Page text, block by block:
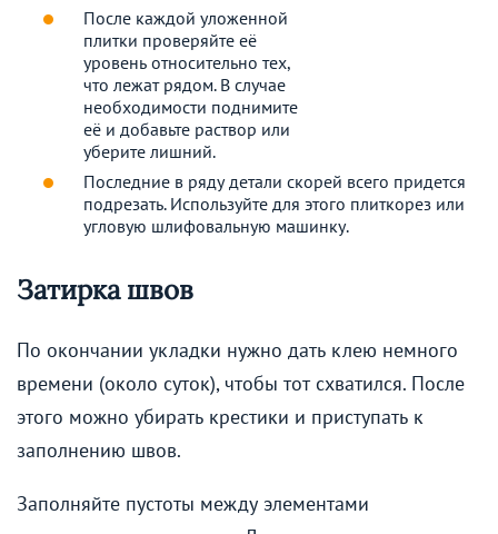
После каждой уложенной
плитки проверяйте её
уровень относительно тех,
что лежат рядом. В случае
необходимости поднимите
её и добавьте раствор или
уберите лишний.
Последние в ряду детали скорей всего придется
подрезать. Используйте для этого плиткорез или
угловую шлифовальную машинку.
Затирка швов
По окончании укладки нужно дать клею немного
времени (около суток), чтобы тот схватился. После
этого можно убирать крестики и приступать к
заполнению швов.
Заполняйте пустоты между элементами